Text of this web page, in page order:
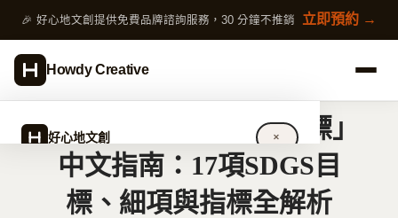
🎉 好心地文創提供免費品牌諮詢服務，30 分鐘不推銷 立即預約 →
Howdy Creative
好心地文創 ✕
關於好心地文創
最完整的「永續發展目標」
中文指南：17項SDGS目
標、細項與指標全解析